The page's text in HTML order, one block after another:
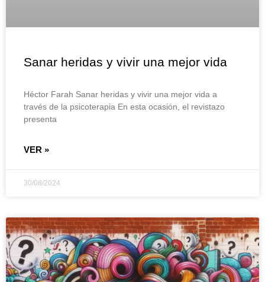
Sanar heridas y vivir una mejor vida
Héctor Farah Sanar heridas y vivir una mejor vida a
través de la psicoterapia En esta ocasión, el revistazo
presenta
VER »
30/08/2024